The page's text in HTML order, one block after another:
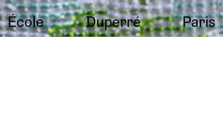
École Duperré Paris